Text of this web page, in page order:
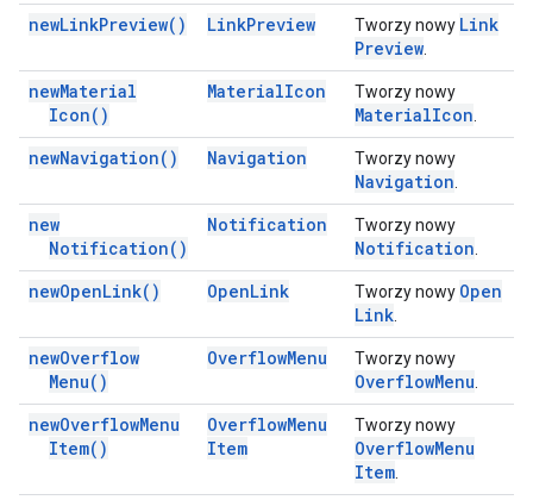
newLinkPreview( ) LinkPreview Tworzy nowy Link
Preview
newMaterial
Icon( )
MaterialIcon Tworzy nowy
MaterialIcon
newNavigation( ) Navigation Tworzy nowy
Navigation
new
Notification( )
Notification Tworzy nowy
Notification
newOpenLink( ) OpenLink Tworzy nowy Open
Link
newOverflow
Menu( )
OverflowMenu Tworzy nowy
OverflowMenu
newOverflowMenu
Item( )
OverflowMenu
Item
Tworzy nowy
OverflowMenu
Item